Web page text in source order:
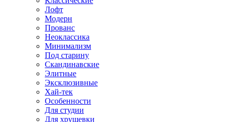
Лофт
Модерн
Прованс
Неоклассика
Минимализм
Под старину
Скандинавские
Элитные
Эксклюзивные
Хай-тек
Особенности
Для студии
Для хрущевки